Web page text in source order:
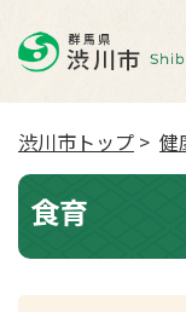
渋川市トップ > 健
食育